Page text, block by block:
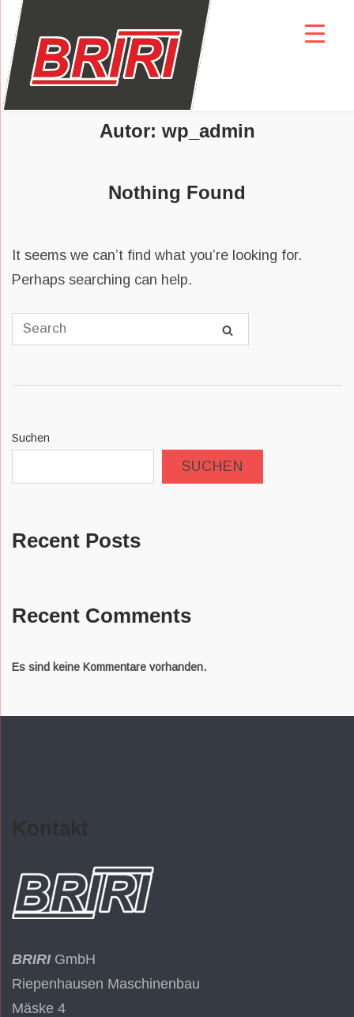
Skip
content
Autor: wp_admin
Nothing Found
It seems we can’t find what you’re looking for.
Perhaps searching can help.
Suchen
SUCHEN
Recent Posts
Recent Comments
Es sind keine Kommentare vorhanden.
BRIRIGmbH
Riepenhausen Maschinenbau
Mäske 4